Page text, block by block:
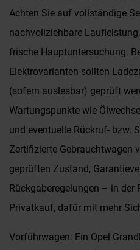
Achten Sie auf vollständige
nachvollziehbare
frische Hauptuntersuchung.
Elektrovarianten sollten
(sofern auslesbar) geprüft
Wartungspunkte wie
und eventuelle Rückruf- bzw.
Zertifizierte Gebrauchtwagen
geprüften Zustand,
Rückgaberegelungen – in der
Privatkauf, dafür mit mehr
Vorführwagen: Ein Opel